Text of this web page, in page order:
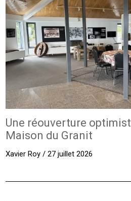
Une réouverture
Maison du Granit
Xavier Roy / 27 juillet 2026